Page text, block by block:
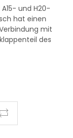
und H20-
hat einen
mit
des